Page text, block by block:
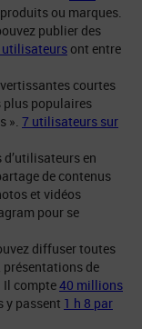
ou marques.
publier des
utilisateurs ont entre
courtes
plus populaires
». 7 utilisateurs sur
en
de contenus
et vidéos
pour se
diffuser toutes
de
Il compte40 millions
y passent 1 h 8 par